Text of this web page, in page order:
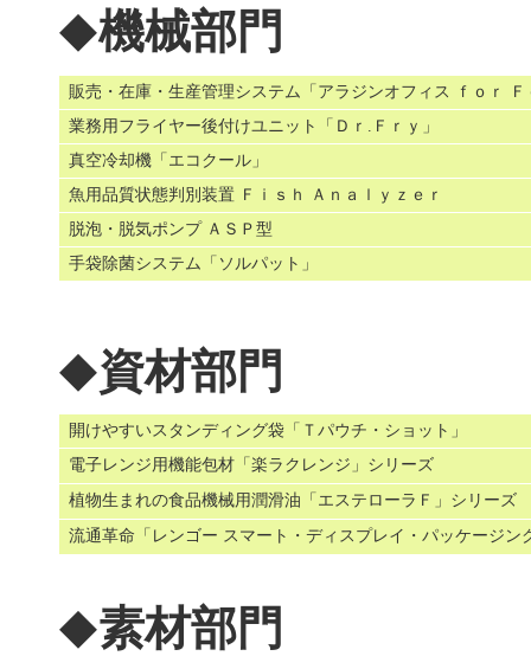
◆機械部門
販売・在庫・生産管理システム「アラジンオフィス ｆｏｒ Ｆ
業務用フライヤー後付けユニット「Ｄｒ.Ｆｒｙ」
真空冷却機「エコクール」
魚用品質状態判別装置 Ｆｉｓｈ Ａｎａｌｙｚｅｒ
脱泡・脱気ポンプ ＡＳＰ型
手袋除菌システム「ソルパット」
◆資材部門
開けやすいスタンディング袋「Ｔパウチ・ショット」
電子レンジ用機能包材「楽ラクレンジ」シリーズ
植物生まれの食品機械用潤滑油「エステローラＦ」シリーズ
流通革命「レンゴー スマート・ディスプレイ・パッケージン
◆素材部門